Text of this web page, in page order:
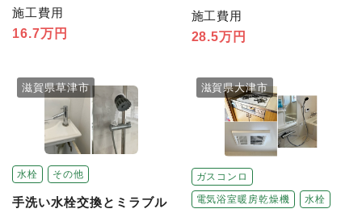
施工費用
16.7万円
施工費用
28.5万円
水栓 その他
滋賀県草津市
手洗い水栓交換とミラブル
ガスコンロ
電気浴室暖房乾燥機
水栓
滋賀県大津市